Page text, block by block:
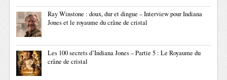
Ray Winstone : doux, dur et dingue – Interview pour Indiana
Jones et le royaume du crâne de cristal
Les 100 secrets d’Indiana Jones – Partie 5 : Le Royaume du
crâne de cristal